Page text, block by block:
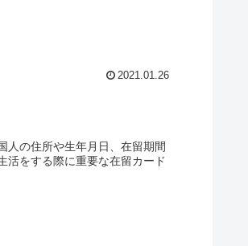
2021.01.26
人の住所や生年月日、在留期間
活をする際に重要な在留カード